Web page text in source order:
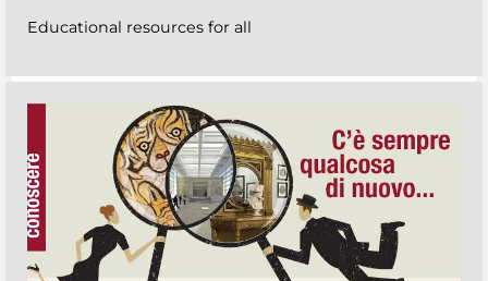
Educational resources for all